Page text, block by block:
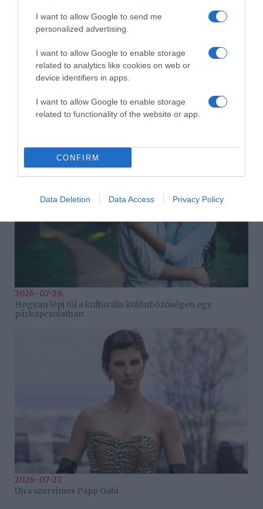
I want to allow Google to send me
personalized advertising.
I want to allow Google to enable storage
related to analytics like cookies on web or
device identifiers in apps.
I want to allow Google to enable storage
related to functionality of the website or app.
CONFIRM
Data Deletion Data Access Privacy Policy
2026-08-02.
Justin Trudeau és Katy Perry így romantikázik
2026-07-29.
Hogyan lépj túl a kulturális különbözőségen egy
párkapcsolatban
2026-07-27.
Újra szerelmes Papp Gabi